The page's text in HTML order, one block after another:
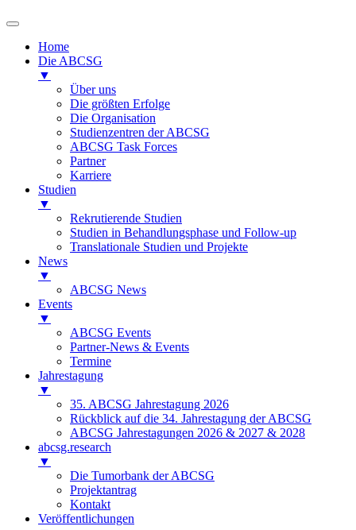
Home
Die ABCSG
▼
Über uns
Die größten Erfolge
Die Organisation
Studienzentren der ABCSG
ABCSG Task Forces
Partner
Karriere
Studien
▼
Rekrutierende Studien
Studien in Behandlungsphase und Follow-up
Translationale Studien und Projekte
News
▼
ABCSG News
Events
▼
ABCSG Events
Partner-News & Events
Termine
Jahrestagung
▼
35. ABCSG Jahrestagung 2026
Rückblick auf die 34. Jahrestagung der ABCSG
ABCSG Jahrestagungen 2026 & 2027 & 2028
abcsg.research
▼
Die Tumorbank der ABCSG
Projektantrag
Kontakt
Veröffentlichungen